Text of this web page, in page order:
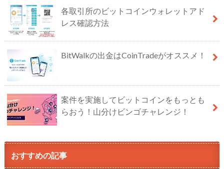
各取引所のビットコインウォレットアド
レス確認方法
BitWalkの出金はCoinTradeがオススメ！
案件を実施してビットコインをもっとも
らおう！山分けビンゴチャレンジ！
おすすめの記事